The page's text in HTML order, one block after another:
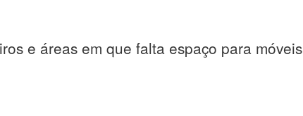
e áreas em que falta espaço para móveis